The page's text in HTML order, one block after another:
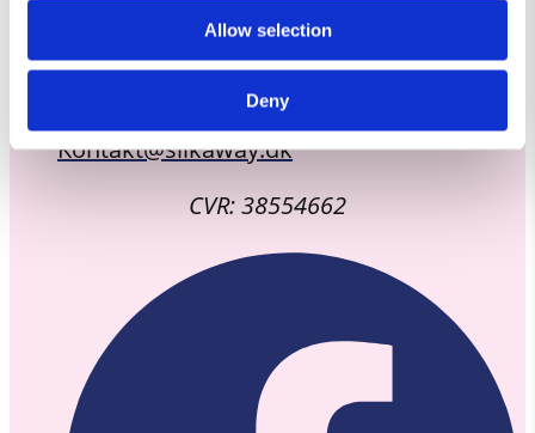
Allow selection
Deny
Kontakt@slikaway.dk
CVR: 38554662